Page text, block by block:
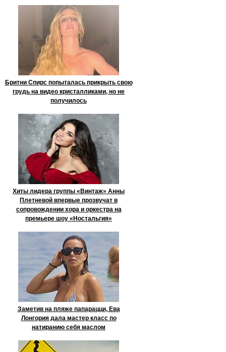
Бритни Спирс попыталась прикрыть свою
грудь на видео кристалликами, но не
получилось
Хиты лидера группы «Винтаж» Анны
Плетневой впервые прозвучат в
сопровождении хора и оркестра на
премьере шоу «Ностальгия»
Заметив на пляже папарацци, Ева
Лонгория дала мастер класс по
натиранию себя маслом